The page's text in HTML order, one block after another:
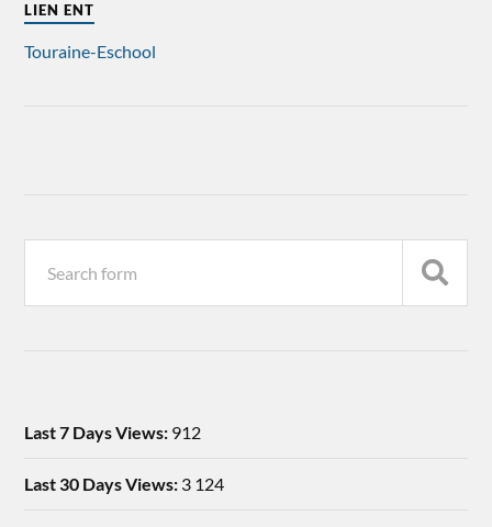
LIEN ENT
Touraine-Eschool
Last 7 Days Views: 912
Last 30 Days Views: 3 124